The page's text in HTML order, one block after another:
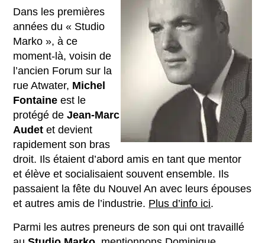
Dans les premières
années du « Studio
Marko », à ce
moment-là, voisin de
l’ancien Forum sur la
rue Atwater, Michel
Fontaine est le
protégé deJean-Marc
Audet et devient
rapidement son bras
droit. Ils étaient d’abord amis en tant que mentor
et élève et socialisaient souvent ensemble. Ils
passaient la fête du Nouvel An avec leurs épouses
et autres amis de l’industrie. Plus d’info ici.
Parmi les autres preneurs de son qui ont travaillé